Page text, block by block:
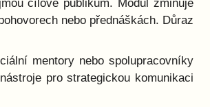
cílové publikum. Modul zmiňuje
nebo přednáškách. Důraz
mentory nebo spolupracovníky
pro strategickou komunikaci